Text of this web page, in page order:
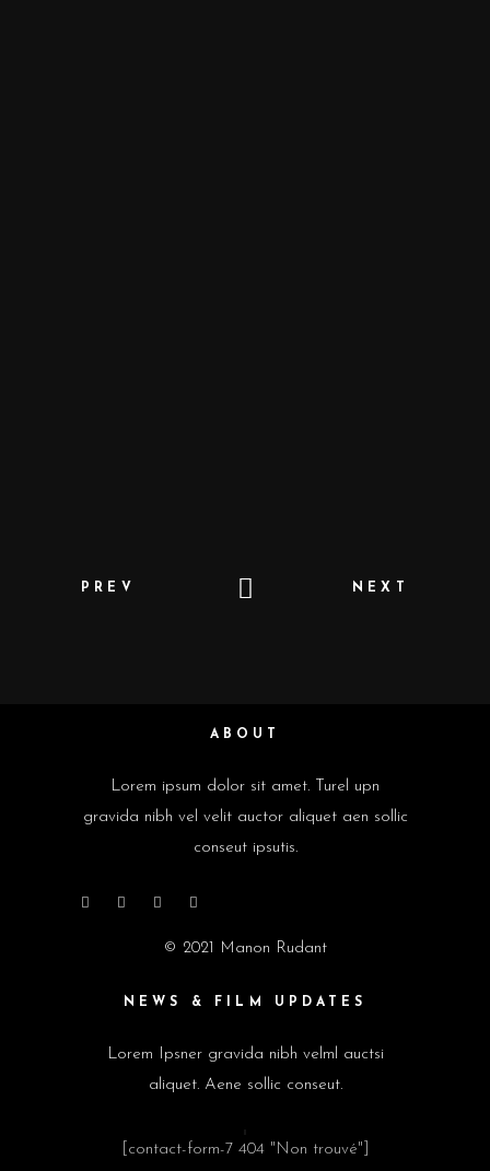
PREV NEXT
ABOUT
Lorem ipsum dolor sit amet. Turel upn
gravida nibh vel velit auctor aliquet aen sollic
conseut ipsutis.
© 2021 Manon Rudant
NEWS & FILM UPDATES
Lorem Ipsner gravida nibh velml auctsi
aliquet. Aene sollic conseut.
[contact-form-7 404 "Non trouvé"]